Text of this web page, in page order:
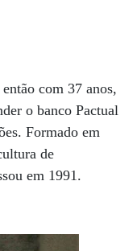
com 37 anos,
o banco Pactual
Formado em
de
em 1991.